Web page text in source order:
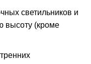
светильников и
высоту (кроме